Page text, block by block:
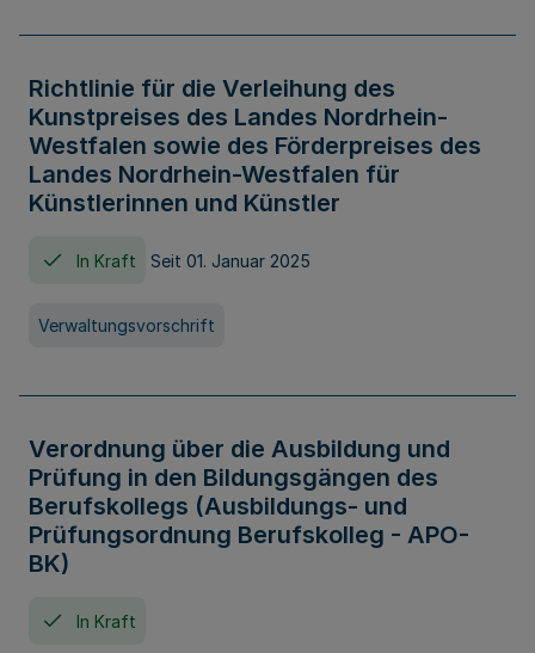
Richtlinie für die Verleihung des
Kunstpreises des Landes Nordrhein-
Westfalen sowie des Förderpreises des
Landes Nordrhein-Westfalen für
Künstlerinnen und Künstler
In Kraft Seit 01. Januar 2025
Verwaltungsvorschrift
Verordnung über die Ausbildung und
Prüfung in den Bildungsgängen des
Berufskollegs (Ausbildungs- und
Prüfungsordnung Berufskolleg - APO-
BK)
In Kraft